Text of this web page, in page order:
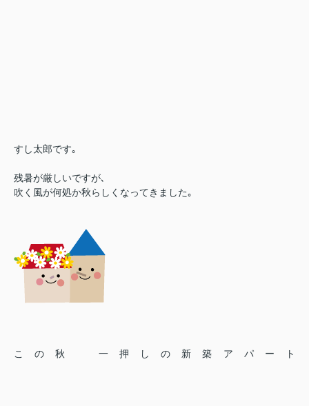
すし太郎です｡
残暑が厳しいですが､
吹く風が何処か秋らしくなってきました｡
この秋 一押しの新築アパート